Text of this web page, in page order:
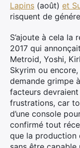
Lapins (août) et
risquent de
S’ajoute à cela la
2017 qui
Metroid, Yoshi,
Skyrim ou encore,
demande grimpe
facteurs
frustrations, car
d’une console
confirmé tout
que la production